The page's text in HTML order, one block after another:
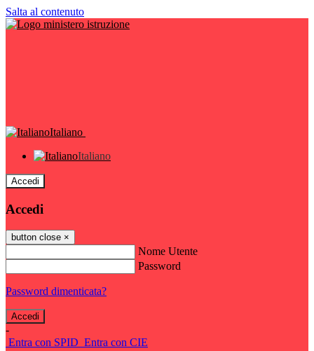
Salta al contenuto
Italiano
Italiano
Accedi
Accedi
button close ×
Nome Utente
Password
Password dimenticata?
-
Entra con SPID Entra con CIE